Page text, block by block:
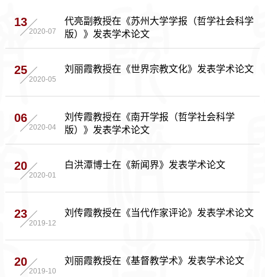
13
2020-07
代亮副教授在《苏州大学学报（哲学社会科学
版）》发表学术论文
25
2020-05
刘丽霞教授在《世界宗教文化》发表学术论文
06
2020-04
刘传霞教授在《南开学报（哲学社会科学
版）》发表学术论文
20
2020-01
白洪潭博士在《新闻界》发表学术论文
23
2019-12
刘传霞教授在《当代作家评论》发表学术论文
20
2019-10
刘丽霞教授在《基督教学术》发表学术论文